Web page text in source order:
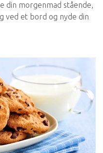
din morgenmad stående,
ved et bord og nyde din